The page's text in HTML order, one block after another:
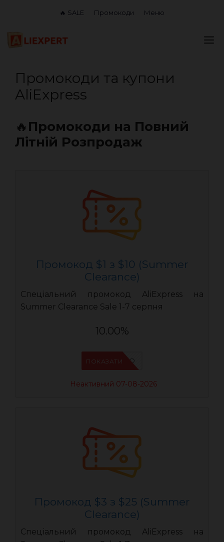
вмісту
🔥 SALE Промокоди Меню
Промокоди та купони
AliExpress
🔥 Промокоди на Повний
Літній Розпродаж
Промокод $1 з $10 (Summer
Clearance)
Спеціальний промокод AliExpress на
Summer Clearance Sale 1-7 серпня
10.00%
IFP6ES4O
ПОКАЗАТИ
Неактивний 07-08-2026
Промокод $3 з $25 (Summer
Clearance)
Спеціальний промокод AliExpress на